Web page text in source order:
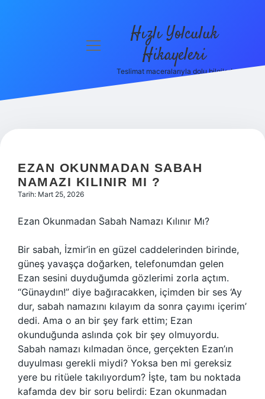
Hakkımızda
menüyü
Hızlı Yolculuk
Hikayeleri
Teslimat maceralarıyla dolu bilgiler!
EZAN OKUNMADAN SABAH
NAMAZI KILINIR MI ?
Tarih: Mart 25, 2026
Ezan Okunmadan Sabah Namazı Kılınır Mı?
Bir sabah, İzmir’in en güzel caddelerinden birinde,
güneş yavaşça doğarken, telefonumdan gelen
Ezan sesini duyduğumda gözlerimi zorla açtım.
“Günaydın!” diye bağıracakken, içimden bir ses ‘Ay
dur, sabah namazını kılayım da sonra çayımı içerim’
dedi. Ama o an bir şey fark ettim; Ezan
okunduğunda aslında çok bir şey olmuyordu.
Sabah namazı kılmadan önce, gerçekten Ezan’ın
duyulması gerekli miydi? Yoksa ben mi gereksiz
yere bu ritüele takılıyordum? İşte, tam bu noktada
kafamda dev bir soru belirdi: Ezan okunmadan